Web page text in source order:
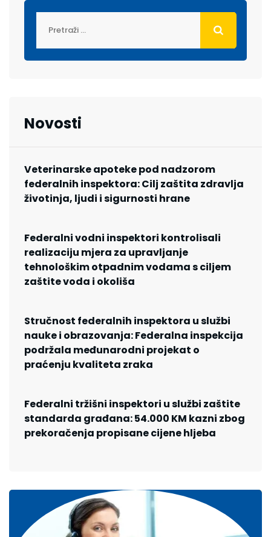
Novosti
Veterinarske apoteke pod nadzorom
federalnih inspektora: Cilj zaštita zdravlja
životinja, ljudi i sigurnosti hrane
Federalni vodni inspektori kontrolisali
realizaciju mjera za upravljanje
tehnološkim otpadnim vodama s ciljem
zaštite voda i okoliša
Stručnost federalnih inspektora u službi
nauke i obrazovanja: Federalna inspekcija
podržala međunarodni projekat o
praćenju kvaliteta zraka
Federalni tržišni inspektori u službi zaštite
standarda građana: 54.000 KM kazni zbog
prekoračenja propisane cijene hljeba